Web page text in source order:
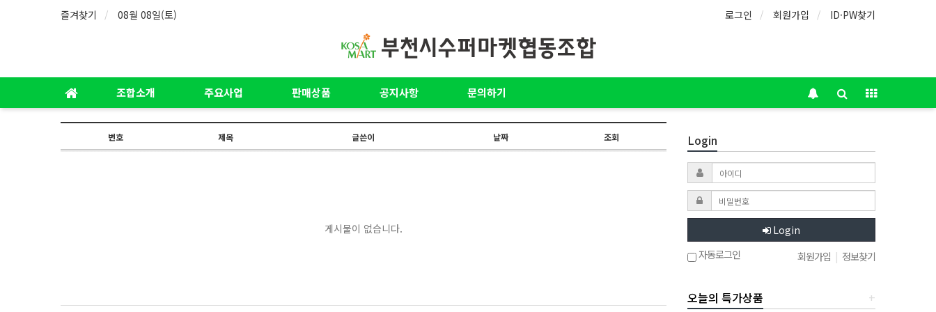
즐겨찾기 08월 08일(토) 로그인 회원가입 ID·PW찾기
조합소개 주요사업 판매상품 공지사항 문의하기
번호 제목 글쓴이 날짜 조회
게시물이 없습니다.
Login
Login
자동로그인
회원가입 | 정보찾기
+
오늘의 특가상품